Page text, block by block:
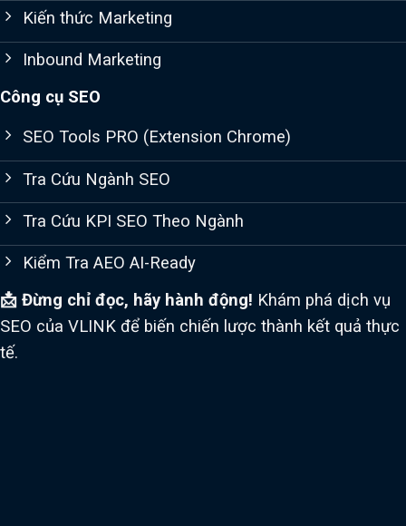
Kiến thức Marketing
Inbound Marketing
Công cụ SEO
SEO Tools PRO (Extension Chrome)
Tra Cứu Ngành SEO
Tra Cứu KPI SEO Theo Ngành
Kiểm Tra AEO AI-Ready
📩 Đừng chỉ đọc, hãy hành động! Khám phá dịch vụ
SEO của VLINK để biến chiến lược thành kết quả thực
tế.